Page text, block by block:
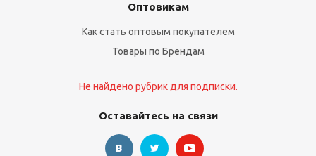
Оптовикам
Как стать оптовым покупателем
Товары по Брендам
Не найдено рубрик для подписки.
Оставайтесь на связи